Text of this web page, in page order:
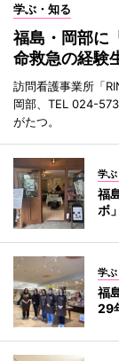
学ぶ・知る
福島・岡部に
命救急の経験
訪問看護事業所「
岡部、TEL 024-
がたつ。
学ぶ
福
ボ
学ぶ
福
29